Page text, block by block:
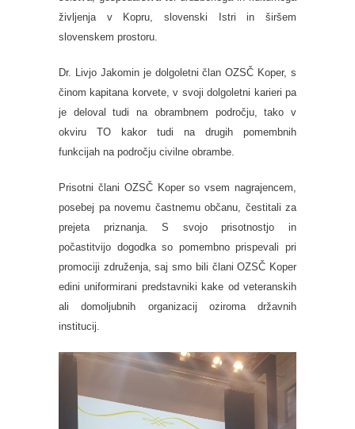
življenja v Kopru, slovenski Istri in širšem
slovenskem prostoru.
Dr. Livjo Jakomin je dolgoletni član OZSČ Koper, s
činom kapitana korvete, v svoji dolgoletni karieri pa
je deloval tudi na obrambnem področju, tako v
okviru TO kakor tudi na drugih pomembnih
funkcijah na področju civilne obrambe.
Prisotni člani OZSČ Koper so vsem nagrajencem,
posebej pa novemu častnemu občanu, čestitali za
prejeta priznanja. S svojo prisotnostjo in
počastitvijo dogodka so pomembno prispevali pri
promociji združenja, saj smo bili člani OZSČ Koper
edini uniformirani predstavniki kake od veteranskih
ali domoljubnih organizacij oziroma državnih
institucij.